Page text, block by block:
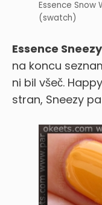
Essence Snow
(swatch)
Essence Sneezy
na koncu
ni bil všeč.
stran, Sneezy